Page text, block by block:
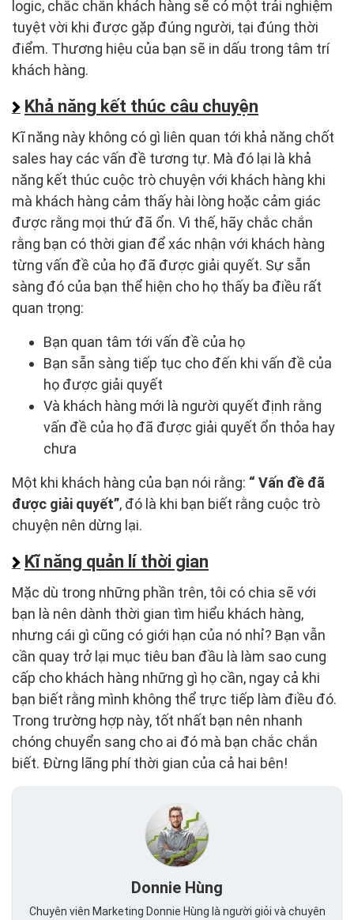
logic, chắc chắn khách hàng sẽ có một trải nghiệm
tuyệt vời khi được gặp đúng người, tại đúng thời
điểm. Thương hiệu của bạn sẽ in dấu trong tâm trí
khách hàng.
Khả năng kết thúc câu chuyện
Kĩ năng này không có gì liên quan tới khả năng chốt
sales hay các vấn đề tương tự. Mà đó lại là khả
năng kết thúc cuộc trò chuyện với khách hàng khi
mà khách hàng cảm thấy hài lòng hoặc cảm giác
được rằng mọi thứ đã ổn. Vì thế, hãy chắc chắn
rằng bạn có thời gian để xác nhận với khách hàng
từng vấn đề của họ đã được giải quyết. Sự sẵn
sàng đó của bạn thể hiện cho họ thấy ba điều rất
quan trọng:
Bạn quan tâm tới vấn đề của họ
Bạn sẵn sàng tiếp tục cho đến khi vấn đề của
họ được giải quyết
Và khách hàng mới là người quyết định rằng
vấn đề của họ đã được giải quyết ổn thỏa hay
chưa
Một khi khách hàng của bạn nói rằng: “ Vấn đề đã
được giải quyết”, đó là khi bạn biết rằng cuộc trò
chuyện nên dừng lại.
Kĩ năng quản lí thời gian
Mặc dù trong những phần trên, tôi có chia sẽ với
bạn là nên dành thời gian tìm hiểu khách hàng,
nhưng cái gì cũng có giới hạn của nó nhỉ? Bạn vẫn
cần quay trở lại mục tiêu ban đầu là làm sao cung
cấp cho khách hàng những gì họ cần, ngay cả khi
bạn biết rằng mình không thể trực tiếp làm điều đó.
Trong trường hợp này, tốt nhất bạn nên nhanh
chóng chuyển sang cho ai đó mà bạn chắc chắn
biết. Đừng lãng phí thời gian của cả hai bên!
Donnie Hùng
Chuyên viên Marketing Donnie Hùng là người giỏi và chuyên